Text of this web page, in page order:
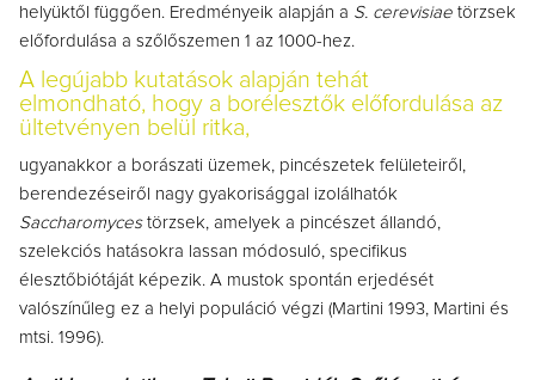
helyüktől függően. Eredményeik alapján a S. cerevisiae törzsek
előfordulása a szőlőszemen 1 az 1000-hez.
A legújabb kutatások alapján tehát
elmondható, hogy a borélesztők előfordulása az
ültetvényen belül ritka,
ugyanakkor a borászati üzemek, pincészetek felületeiről,
berendezéseiről nagy gyakorisággal izolálhatók
Saccharomycestörzsek, amelyek a pincészet állandó,
szelekciós hatásokra lassan módosuló, specifikus
élesztőbiótáját képezik. A mustok spontán erjedését
valószínűleg ez a helyi populáció végzi (Martini 1993, Martini és
mtsi. 1996).